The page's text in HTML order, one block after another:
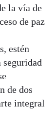
la vía de
de paz
estén
seguridad
de dos
integral